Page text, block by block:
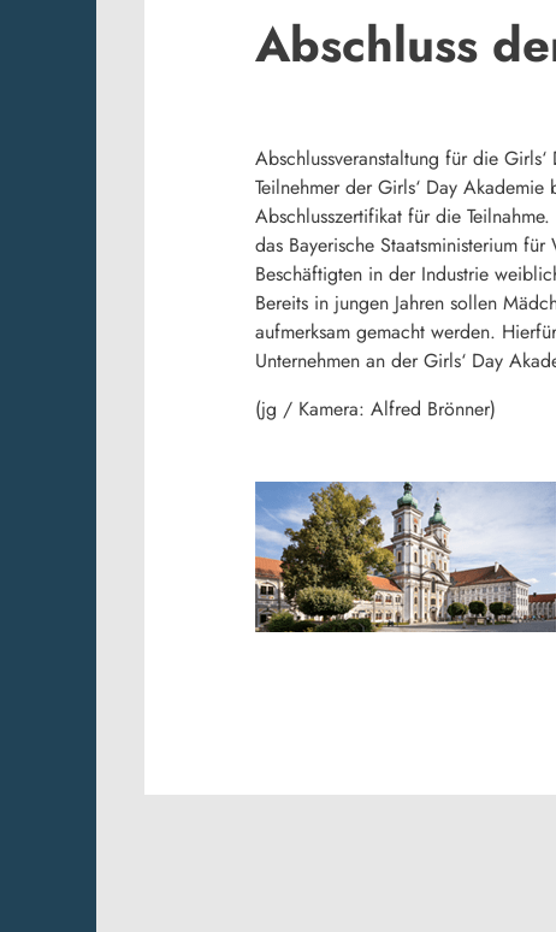
Abschluss
Abschlussveranstaltung für die
Teilnehmer der Girls‘ Day
Abschlusszertifikat für die
das Bayerische Staatsministerium
Beschäftigten in der Industrie
Bereits in jungen Jahren sollen
aufmerksam gemacht werden.
Unternehmen an der Girls‘ Day
(jg / Kamera: Alfred Brönner)